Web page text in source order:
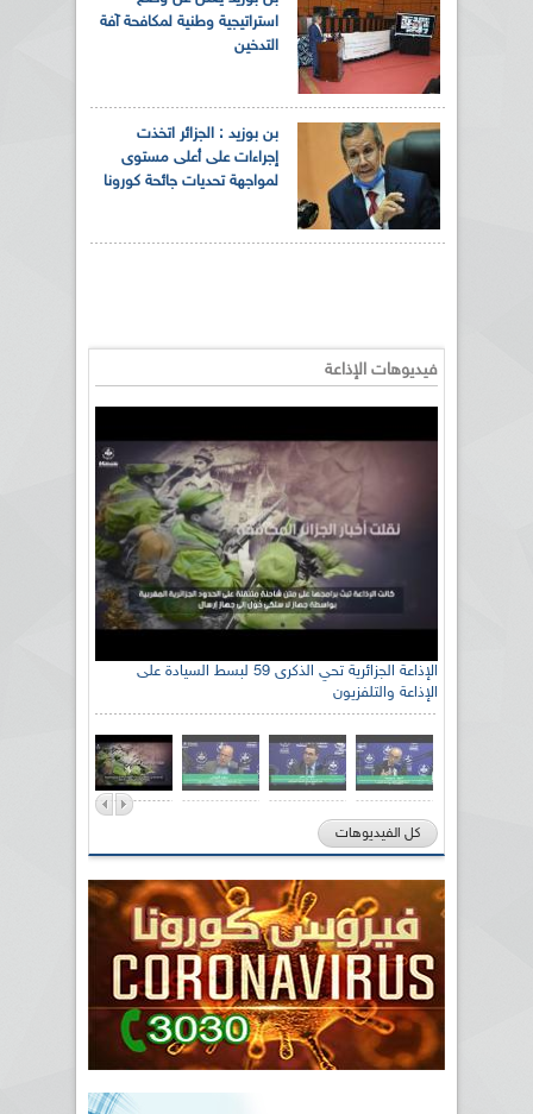
استراتيجية وطنية لمكافحة آفة
التدخين
بن بوزيد : الجزائر اتخذت
إجراءات على أعلى مستوى
لمواجهة تحديات جائحة كورونا
فيديوهات الإذاعة
الإذاعة الجزائرية تحي الذكرى 59 لبسط السيادة على
الإذاعة والتلفزيون
كل الفيديوهات